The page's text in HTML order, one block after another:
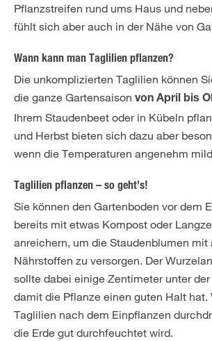
Pflanzstreifen rund ums Haus und
fühlt sich aber auch in der Nähe von
Wann kann man Taglilien pflanzen?
Die unkomplizierten Taglilien können
die ganze Gartensaison von April bis
Ihrem Staudenbeet oder in Kübeln
und Herbst bieten sich dazu aber
wenn die Temperaturen angenehm
Taglilien pflanzen – so geht’s!
Sie können den Gartenboden vor dem
bereits mit etwas Kompost oder
anreichern, um die Staudenblumen mit
Nährstoffen zu versorgen. Der
sollte dabei einige Zentimeter unter der
damit die Pflanze einen guten Halt hat.
Taglilien nach dem Einpflanzen
die Erde gut durchfeuchtet wird.